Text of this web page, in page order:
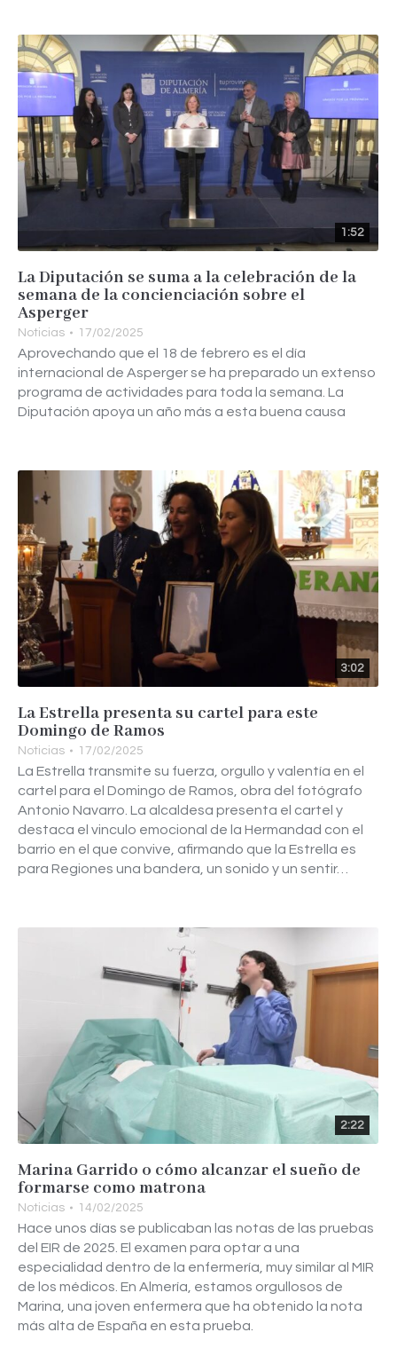
1:52
La Diputación se suma a la celebración de la
semana de la concienciación sobre el
Asperger
Noticias 17/02/2025
Aprovechando que el 18 de febrero es el día
internacional de Asperger se ha preparado un extenso
programa de actividades para toda la semana. La
Diputación apoya un año más a esta buena causa
3:02
La Estrella presenta su cartel para este
Domingo de Ramos
Noticias 17/02/2025
La Estrella transmite su fuerza, orgullo y valentía en el
cartel para el Domingo de Ramos, obra del fotógrafo
Antonio Navarro. La alcaldesa presenta el cartel y
destaca el vinculo emocional de la Hermandad con el
barrio en el que convive, afirmando que la Estrella es
para Regiones una bandera, un sonido y un sentir…
2:22
Marina Garrido o cómo alcanzar el sueño de
formarse como matrona
Noticias 14/02/2025
Hace unos días se publicaban las notas de las pruebas
del EIR de 2025. El examen para optar a una
especialidad dentro de la enfermería, muy similar al MIR
de los médicos. En Almería, estamos orgullosos de
Marina, una joven enfermera que ha obtenido la nota
más alta de España en esta prueba.